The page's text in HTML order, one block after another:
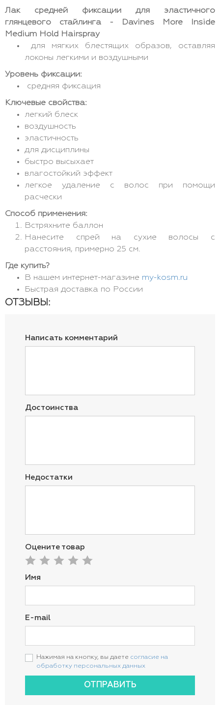
Лак средней фиксации для эластичного
глянцевого стайлинга - Davines More Inside
Medium Hold Hairspray
для мягких блестящих образов, оставляя
локоны легкими и воздушными
Уровень фиксации:
средняя фиксация
Ключевые свойства:
легкий блеск
воздушность
эластичность
для дисциплины
быстро высыхает
влагостойкий эффект
легкое удаление с волос при помощи
расчески
Способ применения:
Встряхните баллон
Нанесите спрей на сухие волосы с
расстояния, примерно 25 см.
Где купить?
В нашем интернет-магазине my-kosm.ru
Быстрая доставка по России
ОТЗЫВЫ:
Написать комментарий
Достоинства
Недостатки
Оцените товар
Имя
E-mail
Нажимая на кнопку, вы даете согласие на
обработку персональных данных
ОТПРАВИТЬ